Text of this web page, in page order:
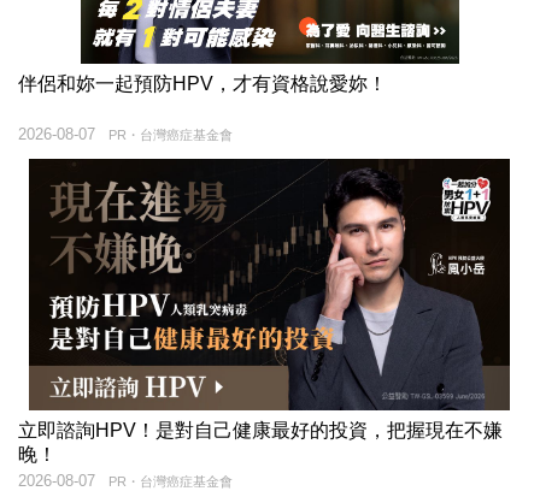
伴侶和妳一起預防HPV，才有資格說愛妳！
PR・台灣癌症基金會
2026-08-07
立即諮詢HPV！是對自己健康最好的投資，把握現在不嫌
晚！
PR・台灣癌症基金會
2026-08-07